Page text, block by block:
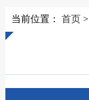
当前位置： 首页>